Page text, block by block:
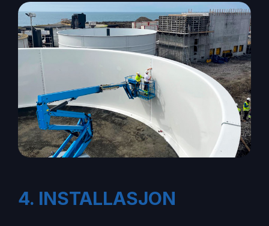
4. INSTALLASJON